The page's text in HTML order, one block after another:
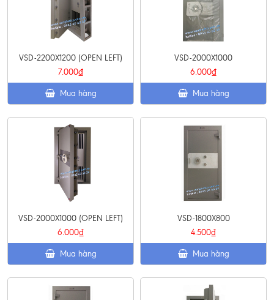
VSD-2200X1200 (OPEN LEFT)
7.000₫
Mua hàng
VSD-2000X1000
6.000₫
Mua hàng
VSD-2000X1000 (OPEN LEFT)
6.000₫
Mua hàng
VSD-1800X800
4.500₫
Mua hàng